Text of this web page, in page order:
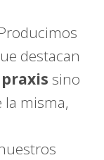
Producimos
destacan
sino
la misma,